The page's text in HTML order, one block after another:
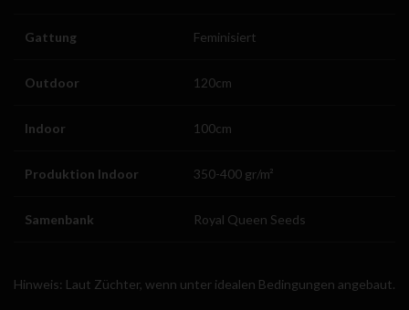
Gattung Feminisiert
Outdoor 120cm
Indoor 100cm
Produktion Indoor 350-400 gr/m²
Samenbank Royal Queen Seeds
Hinweis: Laut Züchter, wenn unter idealen Bedingungen angebaut.